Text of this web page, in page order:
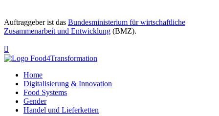
Auftraggeber ist das Bundesministerium für wirtschaftliche
Zusammenarbeit und Entwicklung (BMZ).

Home
Digitalisierung & Innovation
Food Systems
Gender
Handel und Lieferketten